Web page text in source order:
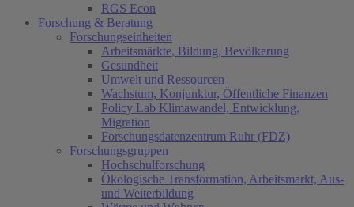
RGS Econ
Forschung & Beratung
Forschungseinheiten
Arbeitsmärkte, Bildung, Bevölkerung
Gesundheit
Umwelt und Ressourcen
Wachstum, Konjunktur, Öffentliche Finanzen
Policy Lab Klimawandel, Entwicklung,
Migration
Forschungsdatenzentrum Ruhr (FDZ)
Forschungsgruppen
Hochschulforschung
Ökologische Transformation, Arbeitsmarkt, Aus-
und Weiterbildung